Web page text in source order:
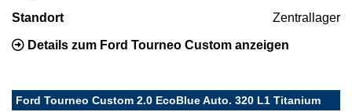
Standort Zentrallager
Details zum Ford Tourneo Custom anzeigen
Ford Tourneo Custom 2.0 EcoBlue Auto. 320 L1 Titanium